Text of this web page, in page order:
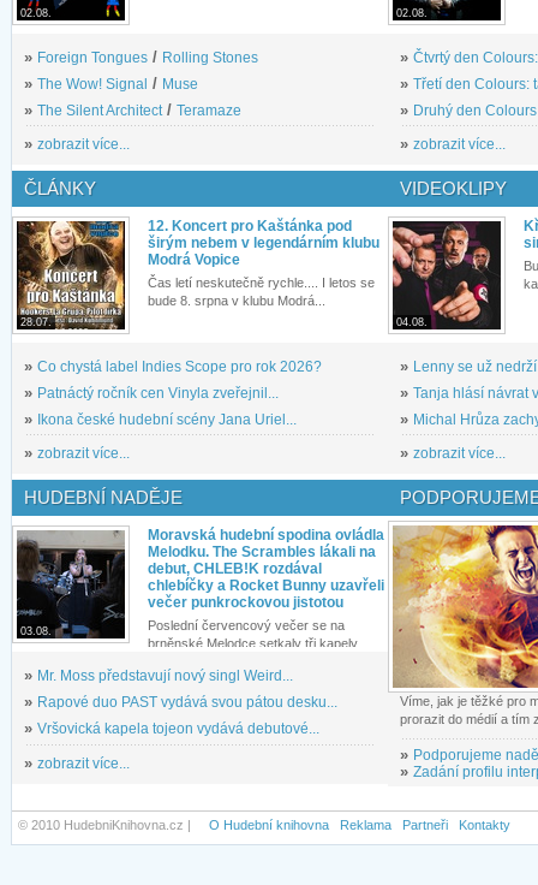
02.08.
» Foreign Tongues / Rolling Stones
» The Wow! Signal / Muse
» The Silent Architect / Teramaze
» zobrazit více...
02.08.
» Čtvrtý den
» Třetí den Colours:
» Druhý den
» zobrazit více...
ČLÁNKY
28.07.
12. Koncert pro Kaštánka pod
širým nebem v legendárním klubu
Modrá Vopice
Čas letí neskutečně rychle.... I letos se
bude 8. srpna v klubu Modrá...
» Co chystá label Indies Scope pro rok 2026?
» Patnáctý ročník cen Vinyla zveřejnil...
»
Ikona české hudební scény Jana Uriel...
» zobrazit více...
VIDEOKLIPY
04.08.
» Lenny se už
» Tanja hlásí návrat
» Michal Hrůza
» zobrazit více...
HUDEBNÍ NADĚJE
03.08.
Moravská hudební spodina ovládla
Melodku. The Scrambles lákali na
debut, CHLEB!K rozdával
chlebíčky a Rocket Bunny uzavřeli
večer punkrockovou jistotou
Poslední červencový večer se na
brněnské Melodce setkaly tři kapely...
» Mr. Moss představují nový singl Weird...
» Rapové duo PAST vydává svou pátou desku...
» Vršovická kapela tojeon vydává debutové...
» zobrazit více...
Víme, jak je těžké pro
prorazit do médií a tím
» Podporujeme
» Zadání profilu
© 2010 HudebniKnihovna.cz | O Hudební knihovna Reklama Partneři Kontakty